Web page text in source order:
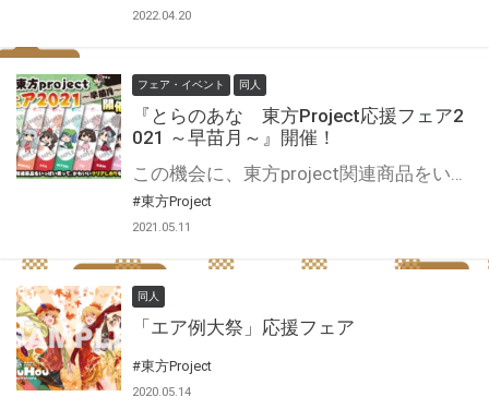
2022.04.20
フェア・イベント 同人
『とらのあな 東方Project応援フェア2
021 ～早苗月～』開催！
この機会に、東方project関連商品をいっぱい買って、かわいいクリアしおりをGetしよう♪
#東方Project
2021.05.11
同人
「エア例大祭」応援フェア
#東方Project
2020.05.14